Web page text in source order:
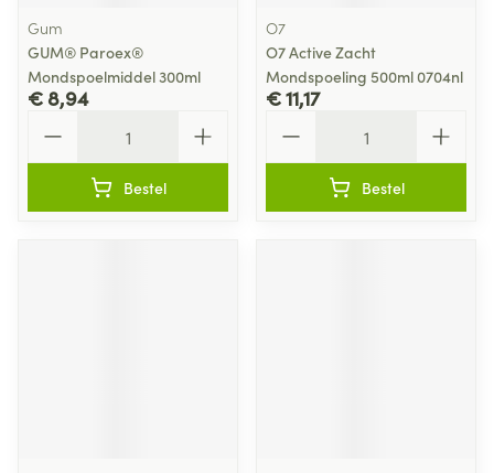
Gum
GUM® Paroex®
Mondspoelmiddel 300ml
€ 8,94
Bestel
O7
O7 Active Zacht
Mondspoeling 500ml 0704nl
€ 11,17
Bestel